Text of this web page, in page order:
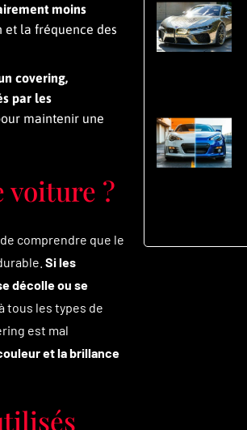
moins
et la fréquence des
covering,
par les
maintenir une
voiture ?
comprendre que le
Si les
décolle ou se
tous les types de
est mal
et la brillance